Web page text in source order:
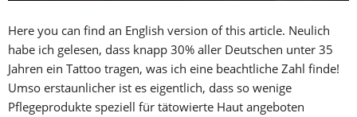
Here you can find an English version of this article. Neulich
habe ich gelesen, dass knapp 30% aller Deutschen unter 35
Jahren ein Tattoo tragen, was ich eine beachtliche Zahl finde!
Umso erstaunlicher ist es eigentlich, dass so wenige
Pflegeprodukte speziell für tätowierte Haut angeboten